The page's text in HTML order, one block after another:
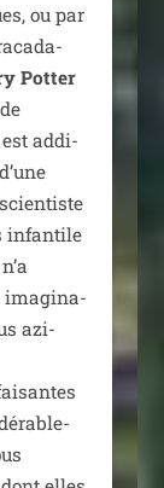
ou par
Potter
est addi­
infan­tile
ima­gi­na­
azi­